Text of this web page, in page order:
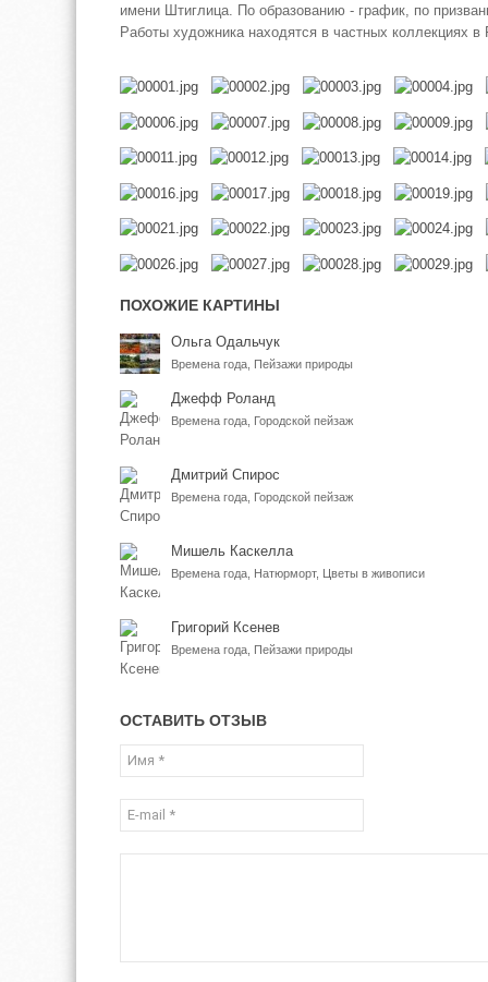
имени Штиглица. По образованию - график, по
Работы художника находятся в частных коллекциях
ПОХОЖИЕ КАРТИНЫ
Ольга Одальчук
Времена года, Пейзажи природы
Джефф Роланд
Времена года, Городской пейзаж
Дмитрий Спирос
Времена года, Городской пейзаж
Мишель Каскелла
Времена года, Натюрморт, Цветы в живописи
Григорий Ксенев
Времена года, Пейзажи природы
ОСТАВИТЬ ОТЗЫВ